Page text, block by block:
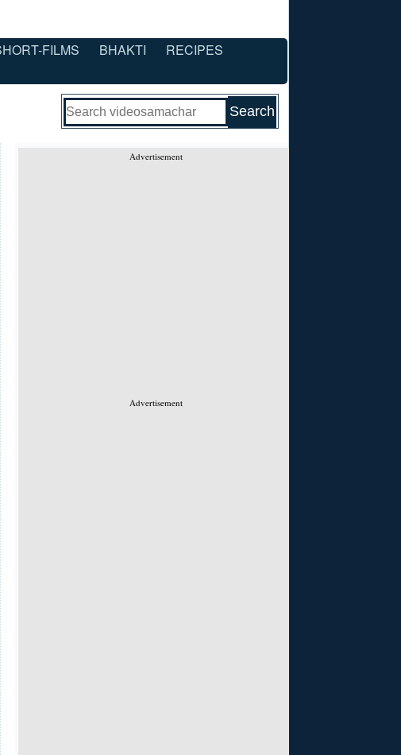
FILMS BHAKTI
RECIPES
Advertisement
Advertisement